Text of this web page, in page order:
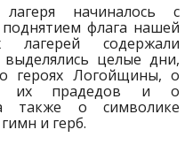
начиналось с
флага нашей
содержали
целые дни,
героях Логойщины, о
их прадедов и о
также о символике
и герб.